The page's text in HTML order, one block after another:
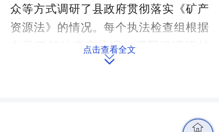
众等方式调研了县政府贯彻落实《矿产
资源法》的情况。每个执法检查组根据
自己了解的真实情况，撰写了调研材
料，并在主任会议上汇报。主任会议在
面的调研课题，分别交给6个调研组有针
点击查看全文
